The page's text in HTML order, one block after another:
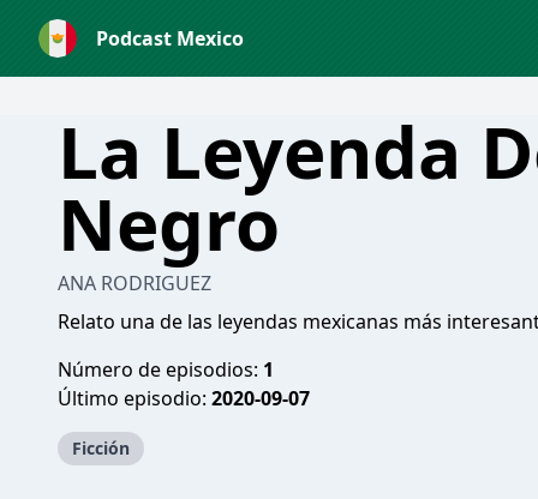
Podcast Mexico
La Leyenda
Negro
ANA RODRIGUEZ
Relato una de las leyendas mexicanas más
Número de episodios: 1
Último episodio: 2020-09-07
Ficción